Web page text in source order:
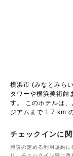
横浜市 (みなとみら
タワーや横浜美術館
す。 このホテルは
ジアムまで 1.7 km
チェックインに
施設の定める利用規約